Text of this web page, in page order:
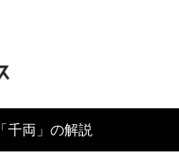
「千両」の解説